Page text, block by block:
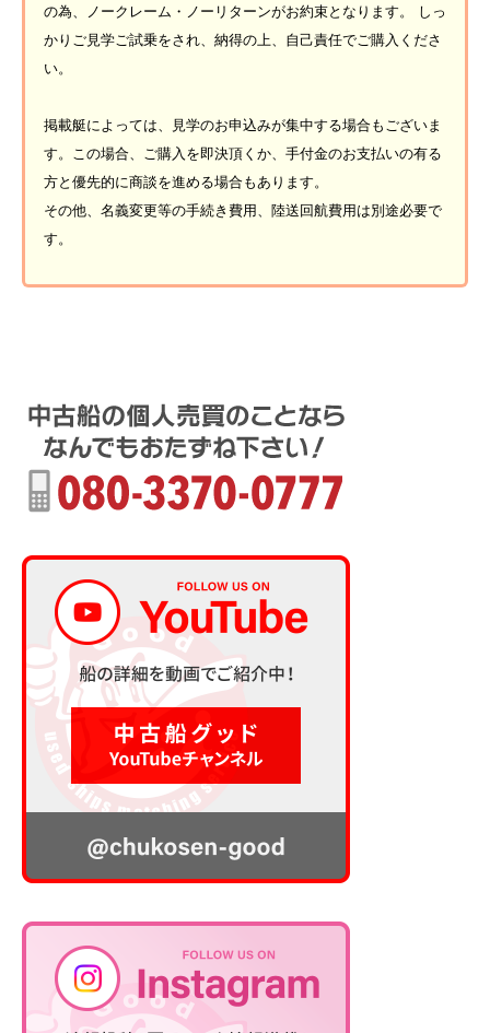
の為、ノークレーム・ノーリターンがお約束となります。 しっ
かりご見学ご試乗をされ、納得の上、自己責任でご購入くださ
い。
掲載艇によっては、見学のお申込みが集中する場合もございま
す。この場合、ご購入を即決頂くか、手付金のお支払いの有る
方と優先的に商談を進める場合もあります。
その他、名義変更等の手続き費用、陸送回航費用は別途必要で
す。